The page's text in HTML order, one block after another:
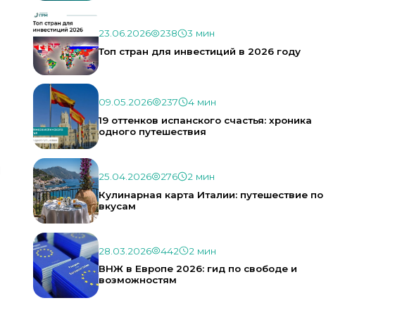
23.06.2026 238
3 мин
Топ стран для инвестиций в 2026 году
09.05.2026 237
4 мин
19 оттенков испанского счастья: хроника
одного путешествия
25.04.2026 276
2 мин
Кулинарная карта Италии: путешествие по
вкусам
28.03.2026 442
2 мин
ВНЖ в Европе 2026: гид по свободе и
возможностям